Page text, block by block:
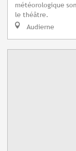
météorologique
le théâtre.
Audierne